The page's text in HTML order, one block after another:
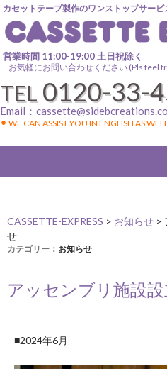
カセットテープ製作のワンストップサービ
営業時間 11:00-19:00 土日祝除く
お気軽にお問い合わせください (Pls feel
TEL 0120-33-
Email：
⚫︎ WE CAN ASSIST YOU IN ENGLISH AS
CASSETTE-EXPRESS > お知らせ >
せ
カテゴリー： お知らせ
アッセンブリ施設
■2024年6月